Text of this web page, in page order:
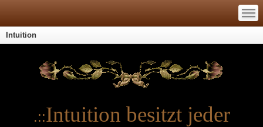
—
—
—
Intuition
.::Intuition besitzt jeder